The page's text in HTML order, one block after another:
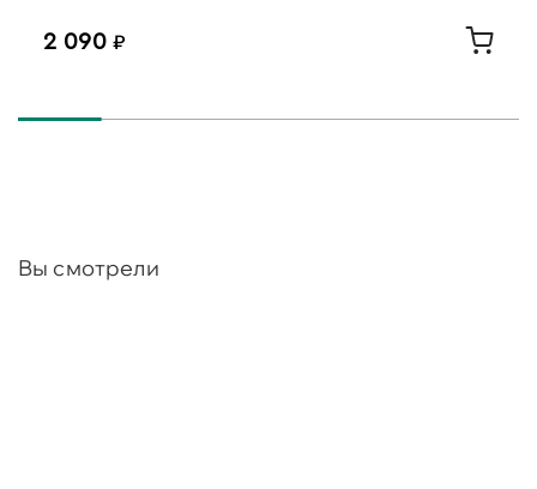
2 090
Вы смотрели